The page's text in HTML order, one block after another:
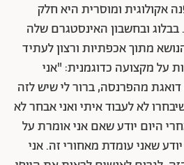
אקולוגית ומוסרית היא חלק
ובחשבון האינסטגרם שלה
מתוך אכפתיות ורצון לעתיד
על מקצועה כדוגמנית: "אני
דואגת מהפרנסה, ברור לי שיש לזה
לא לעבוד איתי ואני אבחר לא
היום יודע שאם אני אומרת על
שאני עומדת מאחורי זה. אני